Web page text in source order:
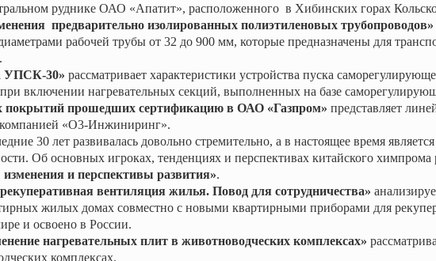
руднике ОАО «Апатит», расположенного в Хибинских горах
предварительно изолированных полиэтиленовых трубопроводов»
рабочей трубы от 32 до 900 мм, которые предназначены для
УПСК-30» рассматривает характеристики устройства пуска
включении нагревательных секций, выполненных на базе
прошедших сертификацию в ОАО «Газпром» представляет
«О3-Инжиниринг».
30 лет развивалась довольно стремительно, а в настоящее время
Об основных игроках, тенденциях и перспективах китайского химпрома
и перспективы развития».
вентиляция жилья. Повод для сотрудничества»
жилых домах совместно с новыми квартирными приборами для
и освоено в России.
нагревательных плит в животноводческих комплексах»
комплексах.